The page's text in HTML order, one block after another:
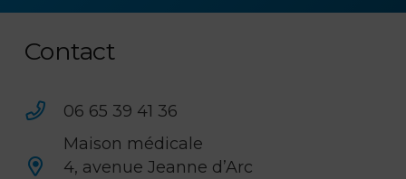
Contact
06 65 39 41 36
Maison médicale
4, avenue Jeanne d’Arc